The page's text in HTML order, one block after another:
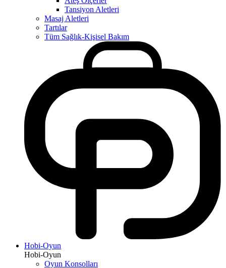
Tansiyon Aletleri
Masaj Aletleri
Tartılar
Tüm Sağlık-Kişisel Bakım
Hobi-Oyun
Hobi-Oyun
Oyun Konsolları